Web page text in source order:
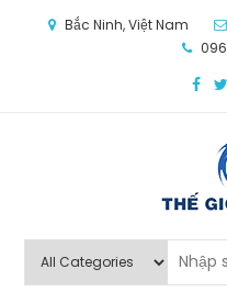
Bắc Ninh, Việt Nam
Thế Giới Ngũ